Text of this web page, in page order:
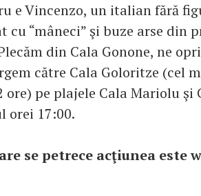
e Vincenzo, un italian fără
cu “mâneci” şi buze arse din
din Cala Gonone, ne
către Cala Goloritze (cel
ore) pe plajele Cala Mariolu şi
orei 17:00.
se petrece acţiunea este